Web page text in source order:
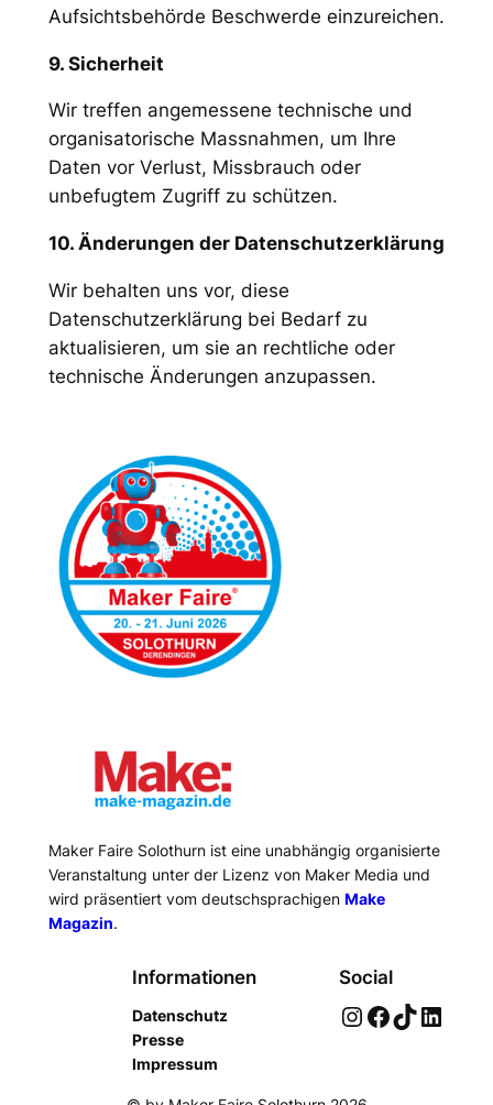
Aufsichtsbehörde Beschwerde einzureichen.
9. Sicherheit
Wir treffen angemessene technische und
organisatorische Massnahmen, um Ihre
Daten vor Verlust, Missbrauch oder
unbefugtem Zugriff zu schützen.
10. Änderungen der Datenschutzerklärung
Wir behalten uns vor, diese
Datenschutzerklärung bei Bedarf zu
aktualisieren, um sie an rechtliche oder
technische Änderungen anzupassen.
Maker Faire Solothurn ist eine unabhängig organisierte
Veranstaltung unter der Lizenz von Maker Media und
wird präsentiert vom deutschsprachigen Make
Magazin.
Informationen
Datenschutz
Presse
Impressum
Social
InstagramFacebook TikTok LinkedIn